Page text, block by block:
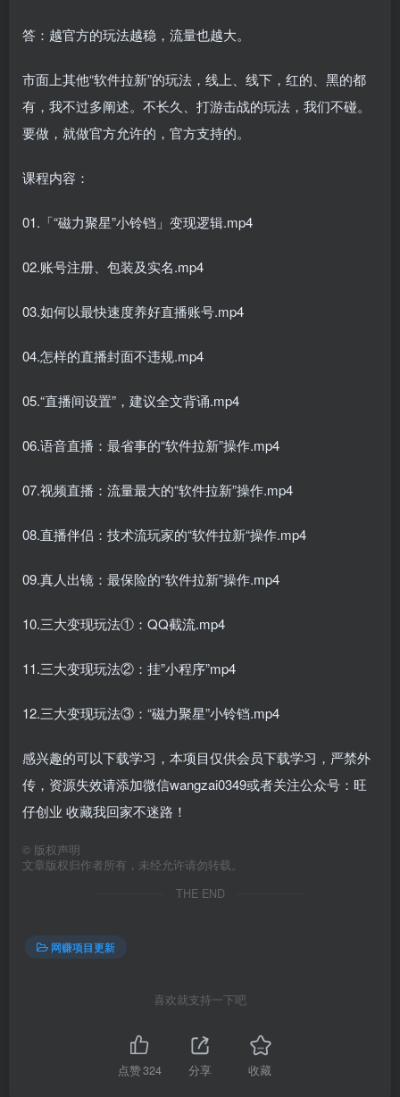
答：越官方的玩法越稳，流量也越大。
市面上其他“软件拉新”的玩法，线上、线下，红的、黑的都
有，我不过多阐述。不长久、打游击战的玩法，我们不碰。
要做，就做官方允许的，官方支持的。
课程内容：
01.「“磁力聚星”小铃铛」变现逻辑.mp4
02.账号注册、包装及实名.mp4
03.如何以最快速度养好直播账号.mp4
04.怎样的直播封面不违规.mp4
05.“直播间设置”，建议全文背诵.mp4
06.语音直播：最省事的“软件拉新”操作.mp4
07.视频直播：流量最大的“软件拉新”操作.mp4
08.直播伴侣：技术流玩家的“软件拉新“操作.mp4
09.真人出镜：最保险的“软件拉新”操作.mp4
10.三大变现玩法①：QQ截流.mp4
11.三大变现玩法②：挂”小程序”mp4
12.三大变现玩法③：“磁力聚星”小铃铛.mp4
感兴趣的可以下载学习，本项目仅供会员下载学习，严禁外
传，资源失效请添加微信wangzai0349或者关注公众号：旺
仔创业 收藏我回家不迷路！
© 版权声明
文章版权归作者所有，未经允许请勿转载。
THE END
网赚项目更新
喜欢就支持一下吧
点赞324 分享 收藏